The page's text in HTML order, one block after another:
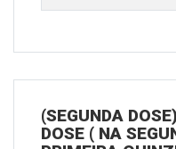
(SEGUNDA
DOSE ( NA